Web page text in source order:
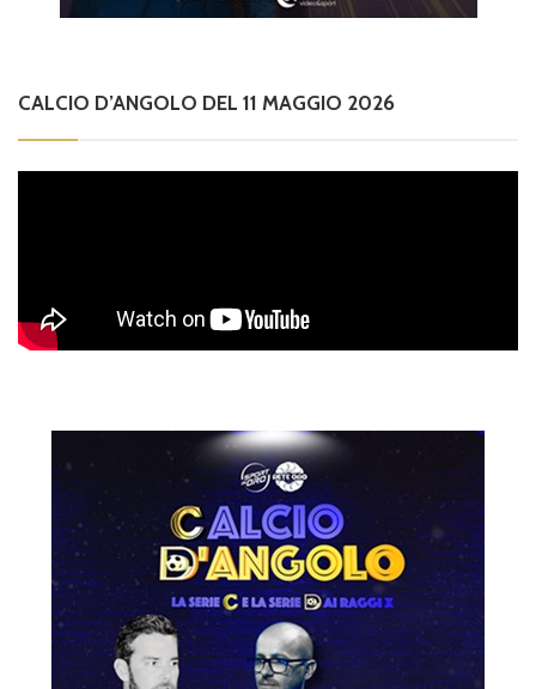
CALCIO D’ANGOLO DEL 11 MAGGIO 2026